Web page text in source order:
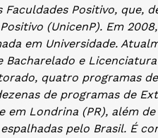
Positivo, que,
(UnicenP). Em
em Universidade.
e
quatro programas
de programas de
em Londrina (PR), além
pelo Brasil. É